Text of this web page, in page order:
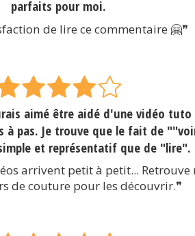
parfaits pour moi.
de lire ce commentaire 🤗❞
aimé être aidé d'une vidéo tuto
à pas. Je trouve que le fait de
et représentatif que de "lire".
arrivent petit à petit... Retrouve
de couture pour les découvrir.❞